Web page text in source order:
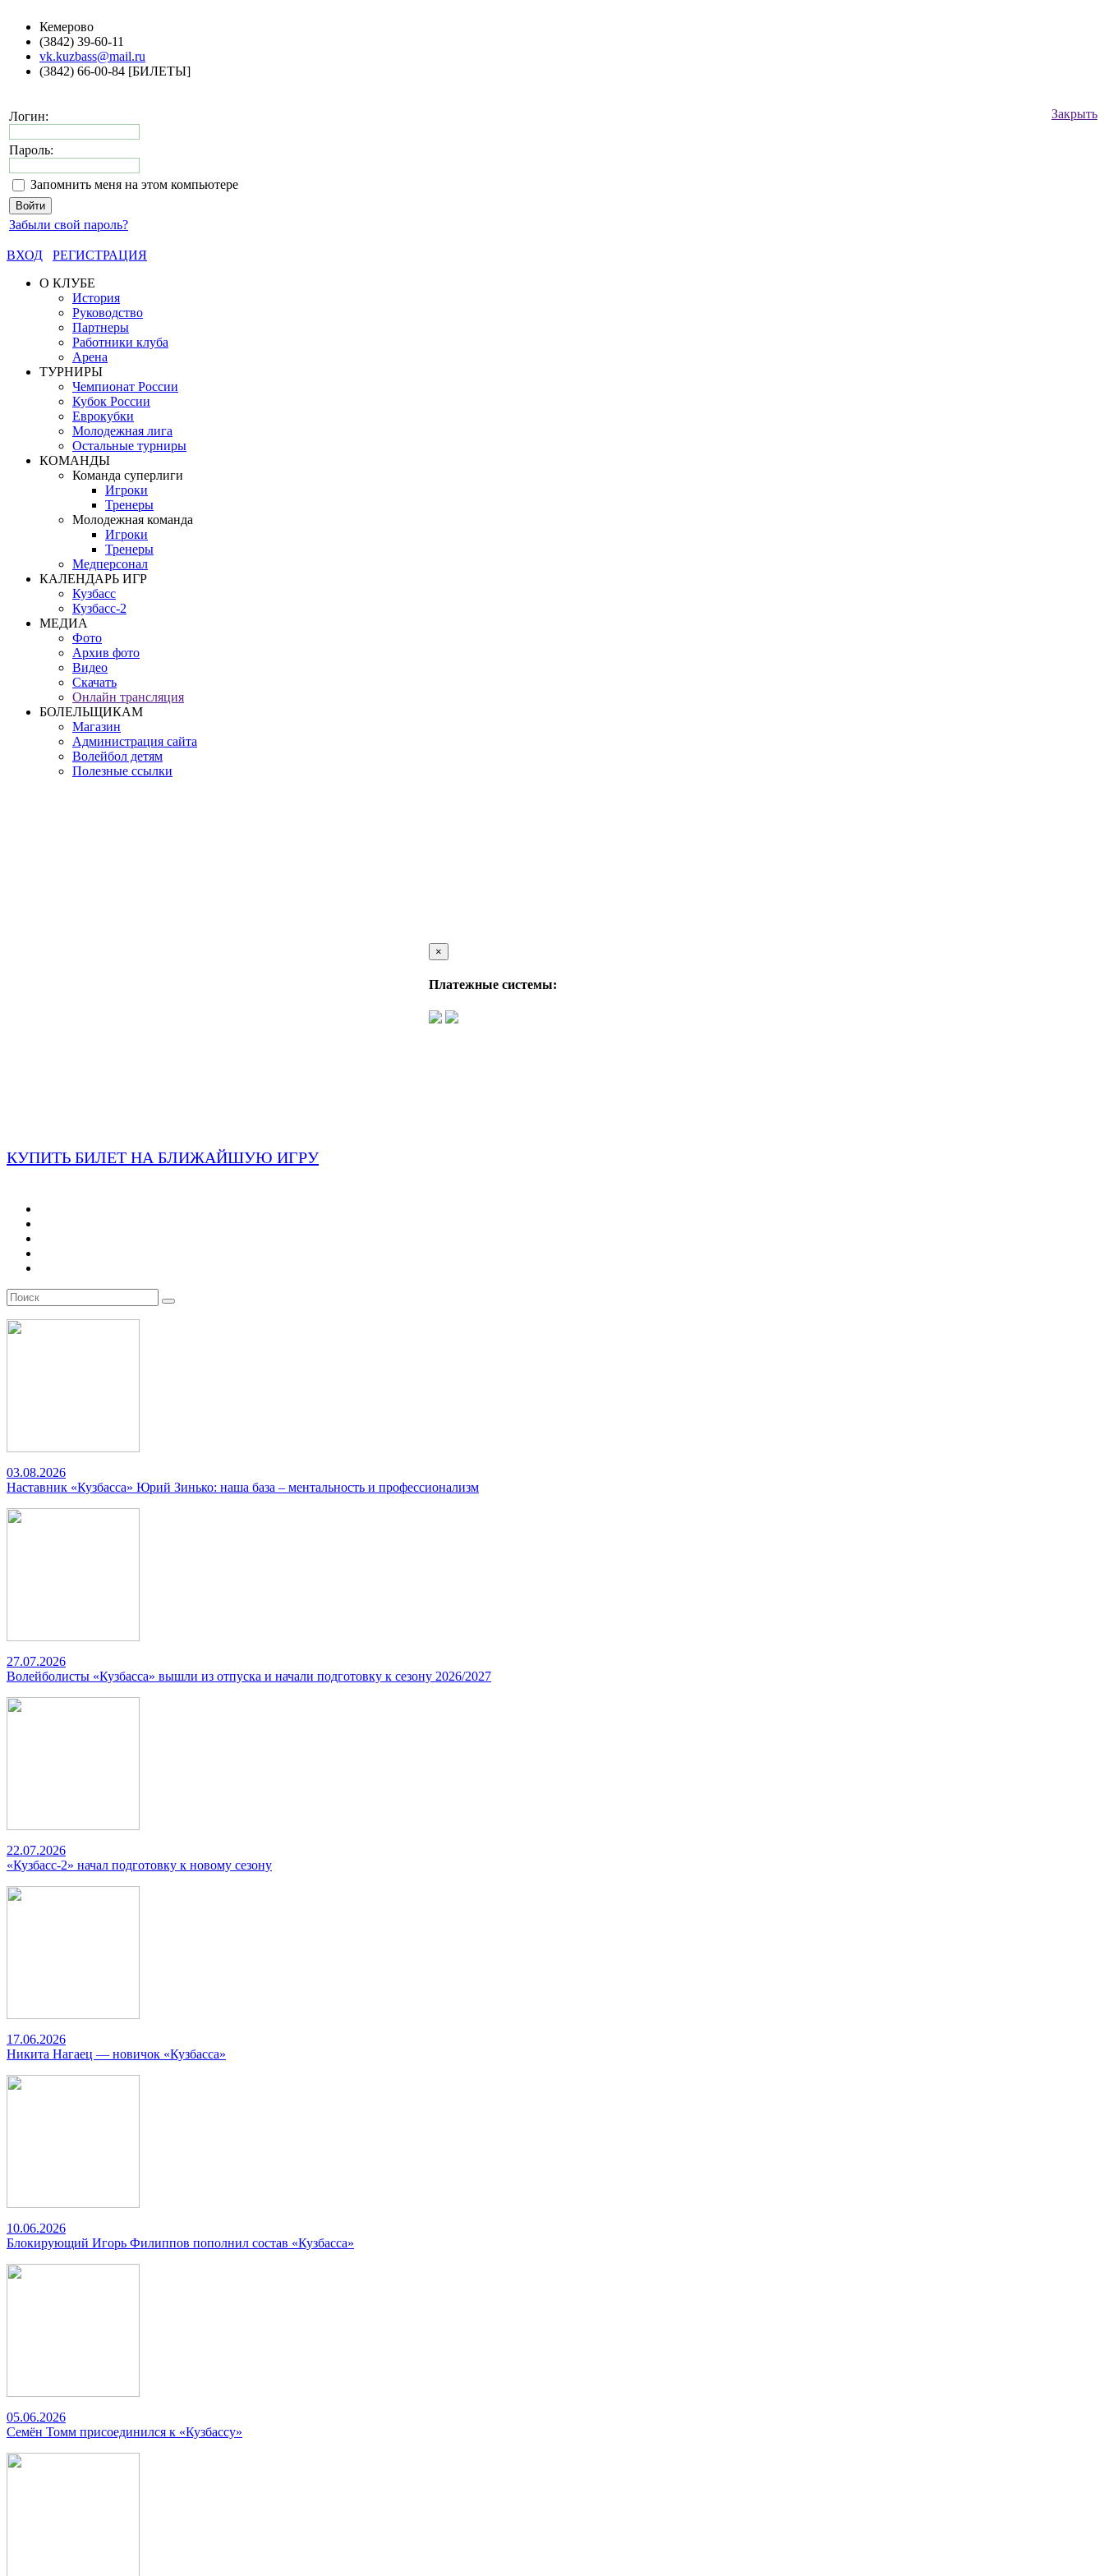
Кемерово
(3842) 39-60-11
vk.kuzbass@mail.ru
(3842) 66-00-84 [БИЛЕТЫ]
Закрыть
Логин:
Пароль:
Запомнить меня на этом компьютере
Забыли свой пароль?
ВХОД
РЕГИСТРАЦИЯ
О КЛУБЕ
История
Руководство
Партнеры
Работники клуба
Арена
ТУРНИРЫ
Чемпионат России
Кубок России
Еврокубки
Молодежная лига
Остальные турниры
КОМАНДЫ
Команда суперлиги
Игроки
Тренеры
Молодежная команда
Игроки
Тренеры
Медперсонал
КАЛЕНДАРЬ ИГР
Кузбасс
Кузбасс-2
МЕДИА
Фото
Архив фото
Видео
Скачать
Онлайн трансляция
БОЛЕЛЬЩИКАМ
Магазин
Администрация сайта
Волейбол детям
Полезные ссылки
×
Платежные системы:
КУПИТЬ БИЛЕТ НА БЛИЖАЙШУЮ ИГРУ
03.08.2026
Наставник «Кузбасса» Юрий Зинько: наша база – ментальность и профессионализм
27.07.2026
Волейболисты «Кузбасса» вышли из отпуска и начали подготовку к сезону 2026/2027
22.07.2026
«Кузбасс-2» начал подготовку к новому сезону
17.06.2026
Никита Нагаец — новичок «Кузбасса»
10.06.2026
Блокирующий Игорь Филиппов пополнил состав «Кузбасса»
05.06.2026
Семён Томм присоединился к «Кузбассу»